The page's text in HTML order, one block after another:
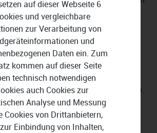
auf der Webseite des Anbieters in
als 10 Minuten.
und Problemen kompetenten
Kanäle wie Web, Social
ist. Die Plattform ist
und DSGVO- sowie CCPA-konform.
Funktionen erhalten Sie Sub-
Verwaltung von
Freigaben sowie Prioritäts-SLAs.
auf dieser Webseite 6
und vergleichbare
zur Verarbeitung von
und
Daten ein. Zum
kommen auf dieser Seite
technisch notwendigen
auch Cookies zur
Analyse und Messung
Cookies von Drittanbietern,
Einbindung von Inhalten,